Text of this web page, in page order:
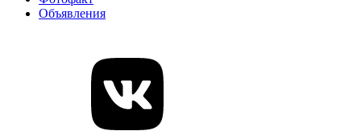
Объявления